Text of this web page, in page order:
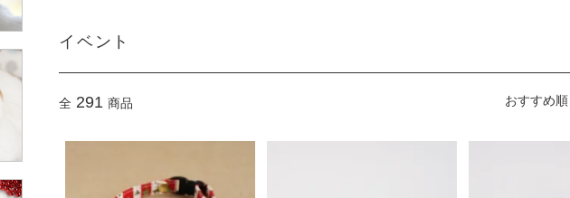
イベント
全 291 商品 おすすめ順